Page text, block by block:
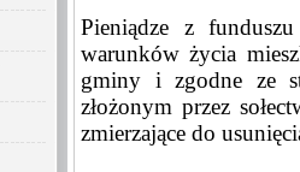
Pieniądze z
warunków życia
gminy i zgodne ze
złożonym przez
zmierzające do